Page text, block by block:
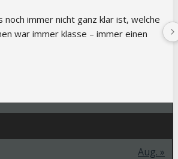
noch immer nicht ganz klar ist, welche
war immer klasse – immer einen
Aug. »